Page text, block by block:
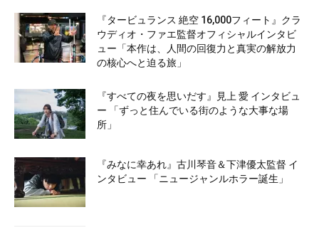
『タービュランス 絶空 16,000フィート』クラ
ウディオ・ファエ監督オフィシャルインタビ
ュー「本作は、人間の回復力と真実の解放力
の核心へと迫る旅」
『すべての夜を思いだす』見上 愛 インタビュ
ー 「ずっと住んでいる街のような大事な場
所」
『みなに幸あれ』古川琴音＆下津優太監督 イ
ンタビュー 「ニュージャンルホラー誕生」